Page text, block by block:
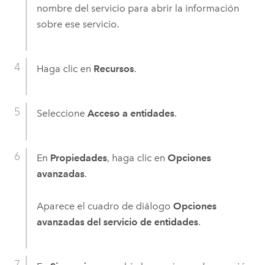
nombre del servicio para abrir la información
sobre ese servicio.
Haga clic en Recursos.
Seleccione Acceso a entidades.
En Propiedades, haga clic en Opciones
avanzadas.
Aparece el cuadro de diálogo Opciones
avanzadas del servicio de entidades.